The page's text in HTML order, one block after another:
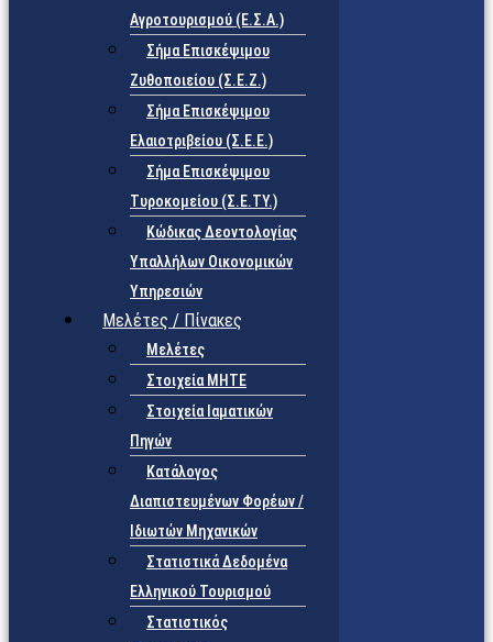
Αγροτουρισμού (Ε.Σ.Α.)
Σήμα Επισκέψιμου
Ζυθοποιείου (Σ.Ε.Ζ.)
Σήμα Επισκέψιμου
Ελαιοτριβείου (Σ.Ε.Ε.)
Σήμα Επισκέψιμου
Τυροκομείου (Σ.Ε.TY.)
Κώδικας Δεοντολογίας
Υπαλλήλων Οικονομικών
Υπηρεσιών
Μελέτες / Πίνακες
Μελέτες
Στοιχεία ΜΗΤΕ
Στοιχεία Ιαματικών
Πηγών
Κατάλογος
Διαπιστευμένων Φορέων /
Ιδιωτών Μηχανικών
Στατιστικά Δεδομένα
Ελληνικού Τουρισμού
Στατιστικός